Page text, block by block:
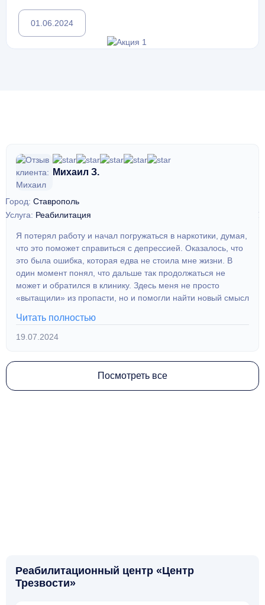
01.06.2024
Михаил З.
Город: Ставрополь
Услуга: Реабилитация
Я потерял работу и начал погружаться в наркотики, думая,
что это поможет справиться с депрессией. Оказалось, что
это была ошибка, которая едва не стоила мне жизни. В
один момент понял, что дальше так продолжаться не
может и обратился в клинику. Здесь меня не просто
«вытащили» из пропасти, но и помогли найти новый смысл
планирую завести семью. Благодарю врачей за то, что они
вернули мне будущее!
Читать полностью
19.07.2024
Посмотреть все
Реабилитационный центр «Центр
Трезвости»